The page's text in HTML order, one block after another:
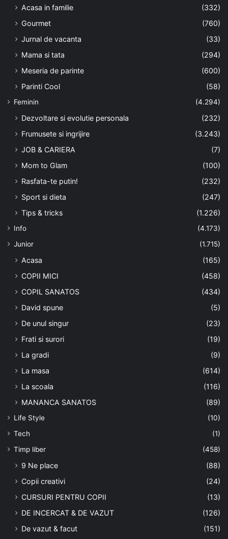
Acasa in familie
(332)
Gourmet
(760)
Jurnal de vacanta
(33)
Mama si tata
(294)
Meseria de parinte
(600)
Parinti Cool
(58)
Feminin (4.294)
Dezvoltare si evolutie personala
(232)
Frumusete si ingrijire
(3.243)
JOB & CARIERA
(7)
Mom to Glam
(100)
Rasfata-te putin!
(232)
Sport si dieta
(247)
Tips & tricks
(1.226)
Info
(4.173)
Junior
(1.715)
Acasa
(165)
COPII MICI
(458)
COPIL SANATOS
(434)
David spune
(5)
De unul singur
(23)
Frati si surori
(19)
La gradi
(9)
La masa
(614)
La scoala
(116)
MANANCA SANATOS
(89)
Life Style
(10)
Tech
(1)
Timp liber
(458)
9 Ne place
(88)
Copii creativi
(24)
CURSURI PENTRU COPII
(13)
DE INCERCAT & DE VAZUT
(126)
De vazut & facut
(151)